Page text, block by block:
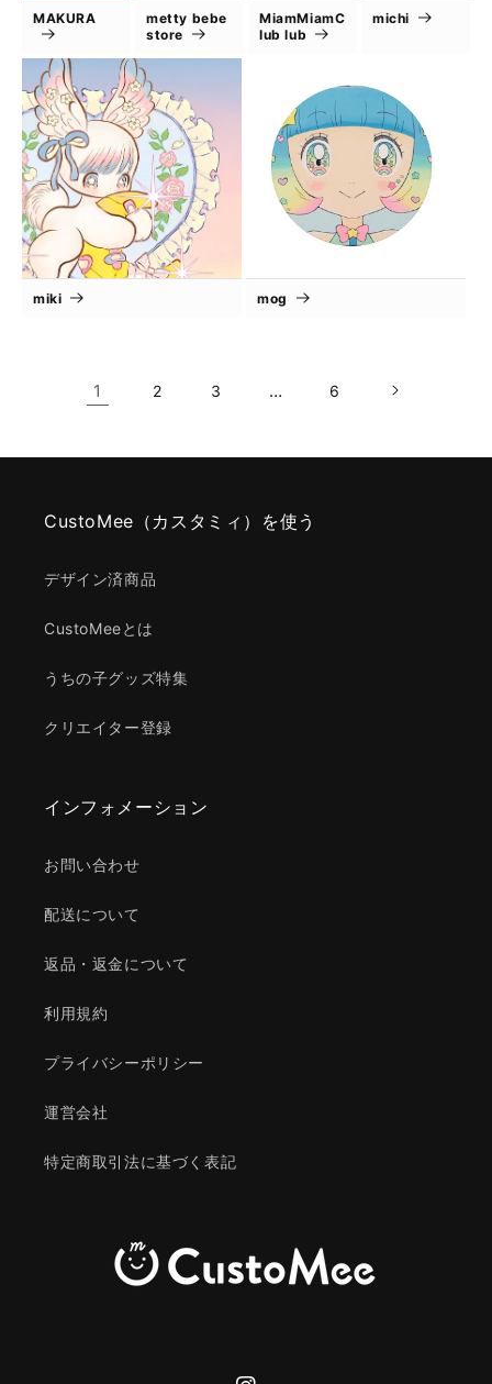
MAKURA
metty bebe
store
MiamMiamC
lub lub
michi
miki mog
1 2 3 … 6
CustoMee（カスタミィ）を使う
デザイン済商品
CustoMeeとは
うちの子グッズ特集
クリエイター登録
インフォメーション
お問い合わせ
配送について
返品・返金について
利用規約
プライバシーポリシー
運営会社
特定商取引法に基づく表記